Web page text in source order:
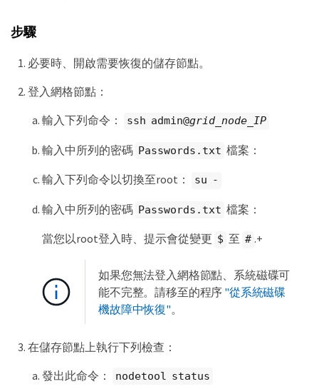
步驟
必要時、開啟需要恢復的儲存節點。
登入網格節點：
輸入下列命令：
ssh admin@grid_node_IP
輸入中所列的密碼 Passwords.txt 檔案：
輸入下列命令以切換至root： su -
輸入中所列的密碼 Passwords.txt 檔案：
當您以root登入時、提示會從變更 $ 至 # .+
如果您無法登入網格節點、系統磁碟可
能不完整。請移至的程序 "從系統磁碟
機故障中恢復"。
在儲存節點上執行下列檢查：
發出此命令：
nodetool status